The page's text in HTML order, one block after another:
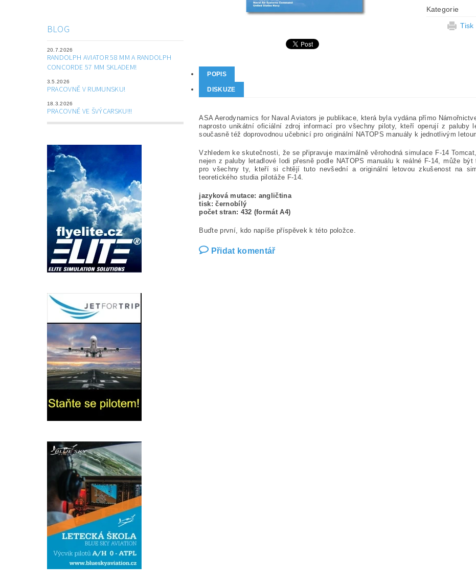
BLOG
20.7.2026
RANDOLPH AVIATOR 58 MM A RANDOLPH
CONCORDE 57 MM SKLADEM!
3.5.2026
PRACOVNĚ V RUMUNSKU!
18.3.2026
PRACOVNĚ VE ŠVÝCARSKU!!!
Kategorie
Tisk
POPIS
DISKUZE
ASA Aerodynamics for Naval Aviators je publikace, která byla vydána přímo
naprosto unikátní oficiální zdroj informací pro všechny piloty, kteří operují z paluby
současně též doprovodnou učebnicí pro originální NATOPS manuály k jednotlivým
Vzhledem ke skutečnosti, že se připravuje maximálně věrohodná simulace F-14
nejen z paluby letadlové lodi přesně podle NATOPS manuálu k reálné F-14, může
pro všechny ty, kteří si chtějí tuto nevšední a originální letovou zkušenost na
teoretického studia pilotáže F-14.
jazyková mutace: angličtina
tisk: černobílý
počet stran: 432 (formát A4)
Buďte první, kdo napíše příspěvek k této položce.
Přidat komentář